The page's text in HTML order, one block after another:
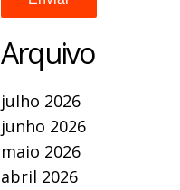
Arquivo
julho 2026
junho 2026
maio 2026
abril 2026